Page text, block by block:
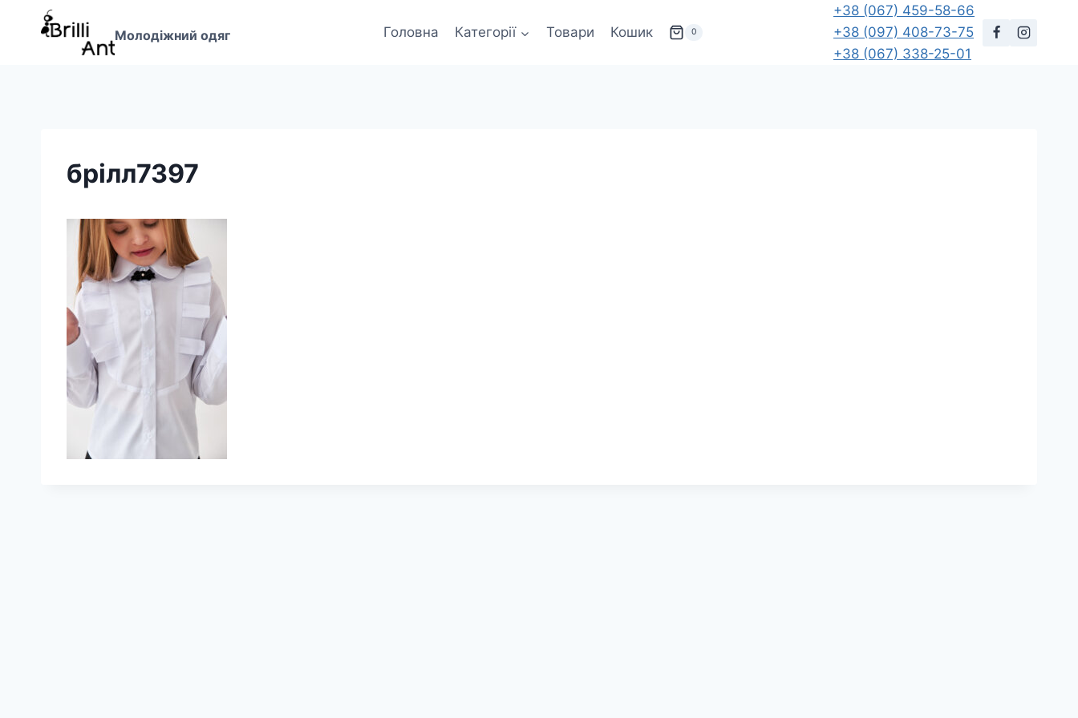
Перейти
Молодіжний одяг Головна Категорії Товари Кошик 0
+38 (067) 459-58-66
+38 (097) 408-73-75
+38 (067) 338-25-01
брілл7397